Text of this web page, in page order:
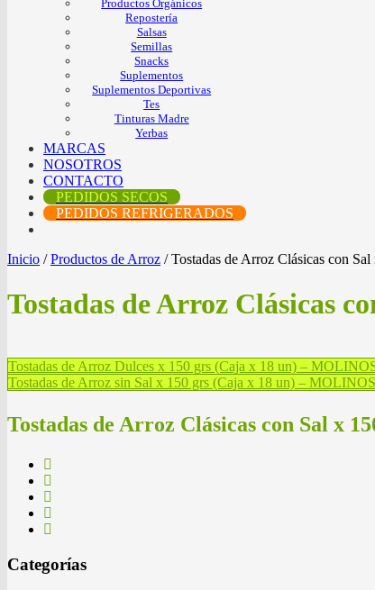
Productos Orgánicos
Repostería
Salsas
Semillas
Snacks
Suplementos
Suplementos Deportivas
Tes
Tinturas Madre
Yerbas
MARCAS
NOSOTROS
CONTACTO
PEDIDOS SECOS
PEDIDOS REFRIGERADOS
Inicio / Productos de Arroz /Tostadas de Arroz Clásicas con
Tostadas de Arroz Clásicas
Tostadas de Arroz Dulces x 150 grs (Caja x 18 un) –
Tostadas de Arroz sin Sal x 150 grs (Caja x 18 un) –
Tostadas de Arroz Clásicas con Sal x
Categorías